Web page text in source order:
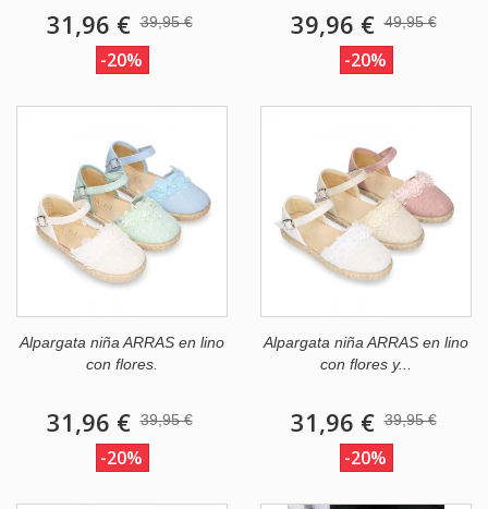
31,96 € 39,95 €
-20%
39,96 € 49,95 €
-20%
Alpargata niña ARRAS en lino
con flores.
31,96 € 39,95 €
-20%
Alpargata niña ARRAS en lino
con flores y...
31,96 € 39,95 €
-20%